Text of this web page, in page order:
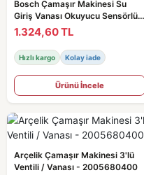
Bosch Çamaşır Makinesi Su
Giriş Vanası Okuyucu Sensörlü /
Ventili - 00606001
1.324,60 TL
Hızlı kargo Kolay iade
Ürünü İncele
Arçelik Çamaşır Makinesi 3'lü
Ventili / Vanası - 2005680400